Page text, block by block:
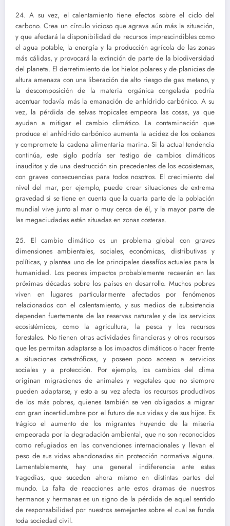
24. A su vez, el calentamiento tiene efectos sobre el ciclo del
carbono. Crea un círculo vicioso que agrava aún más la situación,
y que afectará la disponibilidad de recursos imprescindibles como
el agua potable, la energía y la producción agrícola de las zonas
más cálidas, y provocará la extinción de parte de la biodiversidad
del planeta. El derretimiento de los hielos polares y de planicies de
altura amenaza con una liberación de alto riesgo de gas metano, y
la descomposición de la materia orgánica congelada podría
acentuar todavía más la emanación de anhídrido carbónico. A su
vez, la pérdida de selvas tropicales empeora las cosas, ya que
ayudan a mitigar el cambio climático. La contaminación que
produce el anhídrido carbónico aumenta la acidez de los océanos
y compromete la cadena alimentaria marina. Si la actual tendencia
continúa, este siglo podría ser testigo de cambios climáticos
inauditos y de una destrucción sin precedentes de los ecosistemas,
con graves consecuencias para todos nosotros. El crecimiento del
nivel del mar, por ejemplo, puede crear situaciones de extrema
gravedad si se tiene en cuenta que la cuarta parte de la población
mundial vive junto al mar o muy cerca de él, y la mayor parte de
las megaciudades están situadas en zonas costeras.
25. El cambio climático es un problema global con graves
dimensiones ambientales, sociales, económicas, distributivas y
políticas, y plantea uno de los principales desafíos actuales para la
humanidad. Los peores impactos probablemente recaerán en las
próximas décadas sobre los países en desarrollo. Muchos pobres
viven en lugares particularmente afectados por fenómenos
relacionados con el calentamiento, y sus medios de subsistencia
dependen fuertemente de las reservas naturales y de los servicios
ecosistémicos, como la agricultura, la pesca y los recursos
forestales. No tienen otras actividades financieras y otros recursos
que les permitan adaptarse a los impactos climáticos o hacer frente
a situaciones catastróficas, y poseen poco acceso a servicios
sociales y a protección. Por ejemplo, los cambios del clima
originan migraciones de animales y vegetales que no siempre
pueden adaptarse, y esto a su vez afecta los recursos productivos
de los más pobres, quienes también se ven obligados a migrar
con gran incertidumbre por el futuro de sus vidas y de sus hijos. Es
trágico el aumento de los migrantes huyendo de la miseria
empeorada por la degradación ambiental, que no son reconocidos
como refugiados en las convenciones internacionales y llevan el
peso de sus vidas abandonadas sin protección normativa alguna.
Lamentablemente, hay una general indiferencia ante estas
tragedias, que suceden ahora mismo en distintas partes del
mundo. La falta de reacciones ante estos dramas de nuestros
hermanos y hermanas es un signo de la pérdida de aquel sentido
de responsabilidad por nuestros semejantes sobre el cual se funda
toda sociedad civil.